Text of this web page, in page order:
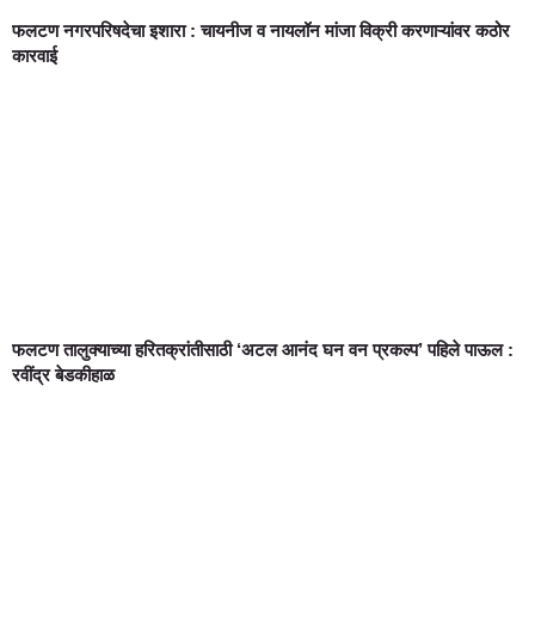
फलटण नगरपरिषदेचा इशारा : चायनीज व नायलॉन मांजा विक्री करणाऱ्यांवर कठोर
कारवाई
फलटण तालुक्याच्या हरितक्रांतीसाठी ‘अटल आनंद घन वन प्रकल्प’ पहिले पाऊल :
रवींद्र बेडकीहाळ